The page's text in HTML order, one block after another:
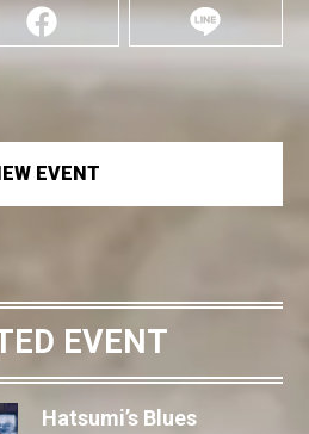
EVENT
EVENT
Hatsumi’s Blues